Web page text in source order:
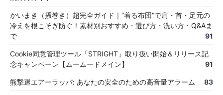
かいまき（掻巻き）超完全ガイド｜“着る布団”で肩・首・足元の
冷えを根こそぎ防ぐ！素材別おすすめ・選び方・洗い方・Q&Aま
で
91
Cookie同意管理ツール「STRIGHT」取り扱い開始＆リリース記
念キャンペーン【ムームードメイン】
91
熊撃退エアーラッパ: あなたの安全のための高音量アラーム 83